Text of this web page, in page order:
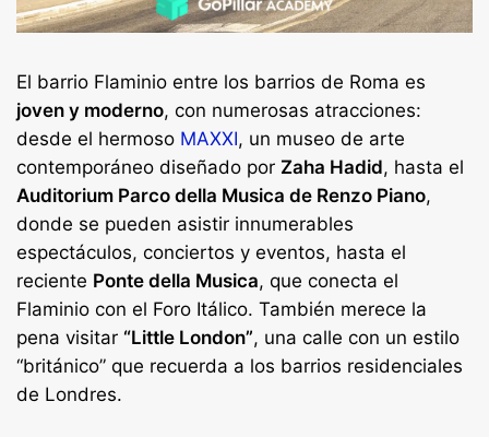
El barrio Flaminio entre los barrios de Roma es
joven y moderno, con numerosas atracciones:
desde el hermoso MAXXI, un museo de arte
contemporáneo diseñado por Zaha Hadid, hasta el
Auditorium Parco della Musica de Renzo Piano,
donde se pueden asistir innumerables
espectáculos, conciertos y eventos, hasta el
reciente Ponte della Musica, que conecta el
Flaminio con el Foro Itálico. También merece la
pena visitar “Little London”, una calle con un estilo
“británico” que recuerda a los barrios residenciales
de Londres.